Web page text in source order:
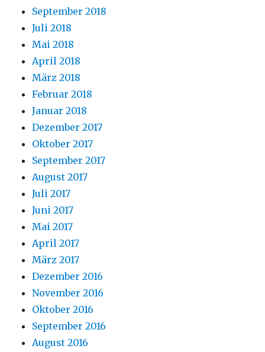
September 2018
Juli 2018
Mai 2018
April 2018
März 2018
Februar 2018
Januar 2018
Dezember 2017
Oktober 2017
September 2017
August 2017
Juli 2017
Juni 2017
Mai 2017
April 2017
März 2017
Dezember 2016
November 2016
Oktober 2016
September 2016
August 2016